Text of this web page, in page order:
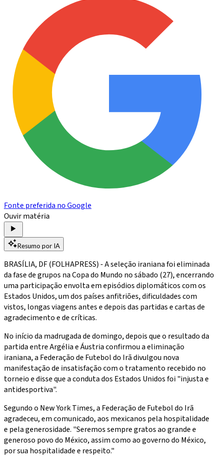
Fonte preferida no Google
Ouvir matéria
Resumo por IA
BRASÍLIA, DF (FOLHAPRESS) - A seleção iraniana foi eliminada
da fase de grupos na Copa do Mundo no sábado (27), encerrando
uma participação envolta em episódios diplomáticos com os
Estados Unidos, um dos países anfitriões, dificuldades com
vistos, longas viagens antes e depois das partidas e cartas de
agradecimento e de críticas.
No início da madrugada de domingo, depois que o resultado da
partida entre Argélia e Áustria confirmou a eliminação
iraniana, a Federação de Futebol do Irã divulgou nova
manifestação de insatisfação com o tratamento recebido no
torneio e disse que a conduta dos Estados Unidos foi "injusta e
antidesportiva".
Segundo o New York Times, a Federação de Futebol do Irã
agradeceu, em comunicado, aos mexicanos pela hospitalidade
e pela generosidade. "Seremos sempre gratos ao grande e
generoso povo do México, assim como ao governo do México,
por sua hospitalidade e respeito."